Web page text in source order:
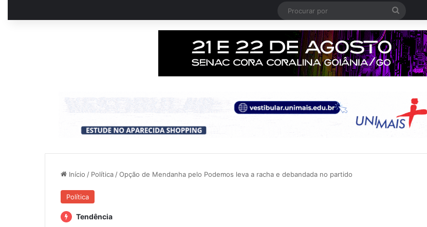
Procurar
por
Início / Política /Opção de Mendanha pelo Podemos leva a racha e debandada no partido
Política
Tendência